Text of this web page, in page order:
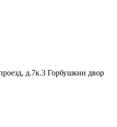
д.7к.3 Горбушкин двор